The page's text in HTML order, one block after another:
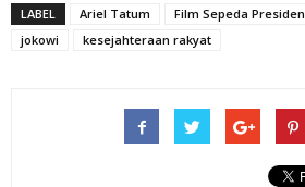
LABEL Ariel Tatum Film Sepeda Presiden
jokowi
kesejahteraan rakyat